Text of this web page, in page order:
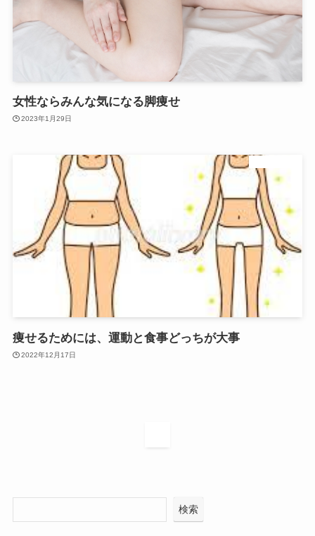
女性ならみんな気になる脚痩せ
2023年1月29日
痩せるためには、運動と食事どっちが大事
2022年12月17日
検索